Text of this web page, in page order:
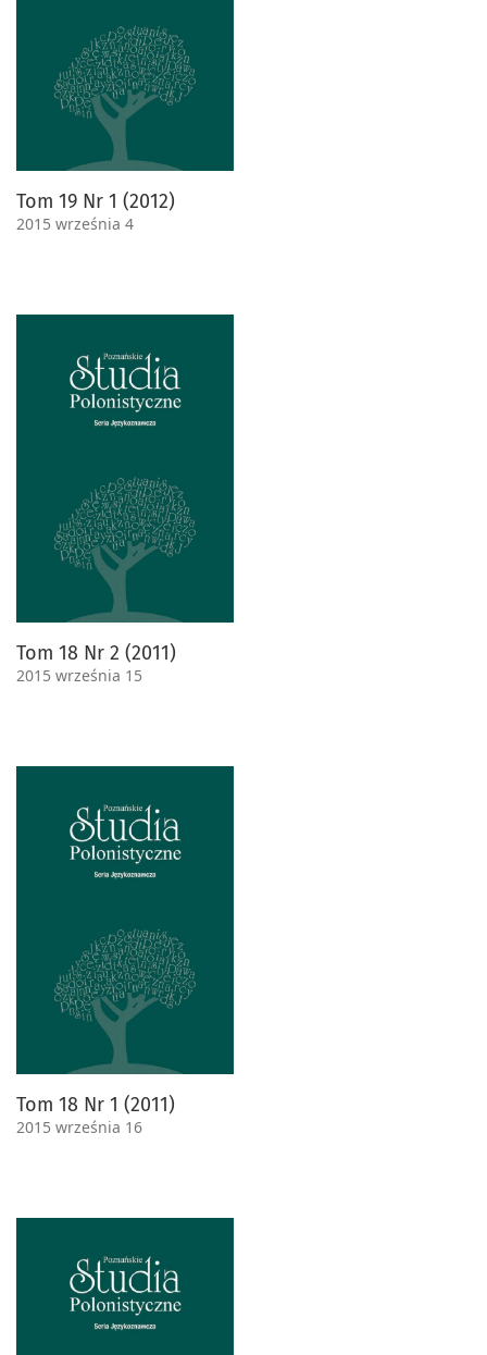
Tom 19 Nr 1 (2012)
2015 września 4
Tom 18 Nr 2 (2011)
2015 września 15
Tom 18 Nr 1 (2011)
2015 września 16